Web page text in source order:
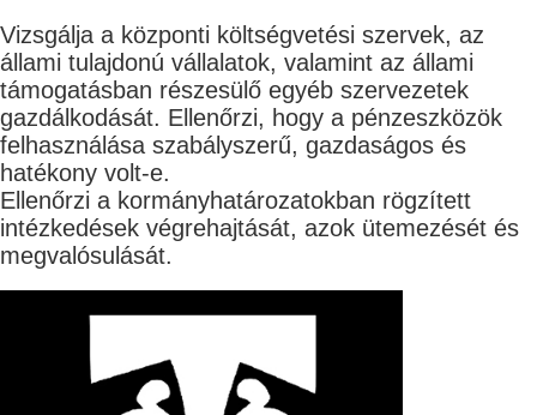
Vizsgálja a központi költségvetési szervek, az
állami tulajdonú vállalatok, valamint az állami
támogatásban részesülő egyéb szervezetek
gazdálkodását. Ellenőrzi, hogy a pénzeszközök
felhasználása szabályszerű, gazdaságos és
hatékony volt-e.
Ellenőrzi a kormányhatározatokban rögzített
intézkedések végrehajtását, azok ütemezését és
megvalósulását.